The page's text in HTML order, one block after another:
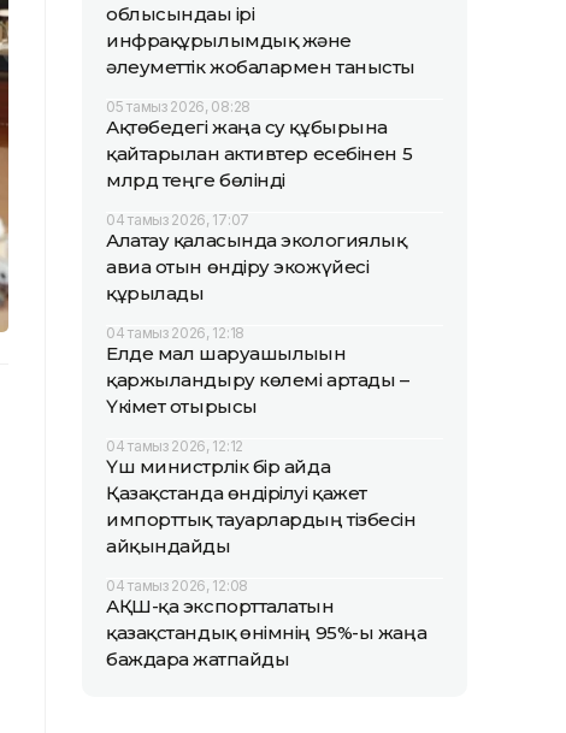
облысындағы ірі
инфрақұрылымдық және
әлеуметтік жобалармен танысты
05 тамыз 2026, 08:28
Ақтөбедегі жаңа су құбырына
қайтарылған активтер есебінен 5
млрд теңге бөлінді
04 тамыз 2026, 17:07
Алатау қаласында экологиялық
авиа отын өндіру экожүйесі
құрылады
04 тамыз 2026, 12:18
Елде мал шаруашылығын
қаржыландыру көлемі артады –
Үкімет отырысы
04 тамыз 2026, 12:12
Үш министрлік бір айда
Қазақстанда өндірілуі қажет
импорттық тауарлардың тізбесін
айқындайды
04 тамыз 2026, 12:08
АҚШ-қа экспортталатын
қазақстандық өнімнің 95%-ы жаңа
баждарға жатпайды